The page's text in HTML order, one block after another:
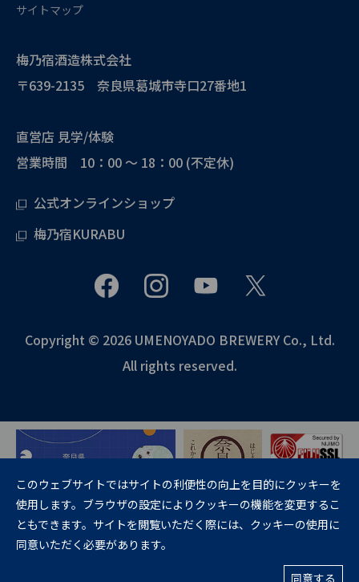
サイトマップ
梅乃宿酒造株式会社
〒639-2135 奈良県葛城市寺口27番地1
直営店 見学/体験
営業時間 10：00 ～ 18：00 (不定休)
公式オンラインショップ
梅乃宿KURABU
Copyright © 2026 UMENOYADO BREWERY Co., Ltd.
All rights reserved.
飲酒は20歳になってから。
妊娠中や授乳期の飲酒は、胎児・乳児の発育に悪影響を与えるおそれが
あります。
同意する
このウェブサイトではサイトの利便性の向上を目的にクッキーを
使用します。ブラウザの設定によりクッキーの機能を変更するこ
ともできます。サイトを閲覧いただく際には、クッキーの使用に
同意いただく必要があります。